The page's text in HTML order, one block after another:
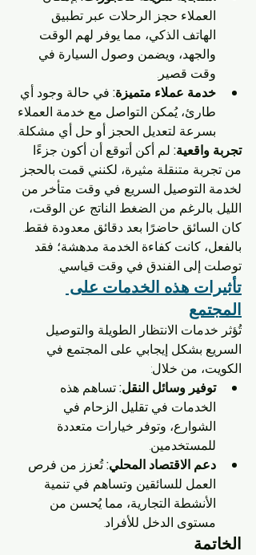
العملاء حجز الرحلات عبر تطبيق
الهاتف الذكي، مما يوفر لهم الوقت
والجهد، ويضمن وصول السيارة في
وقت قصير.
خدمة عملاء متميزة: في حالة وجود أي
طارئ، يُمكن التواصل مع خدمة العملاء
بسرعة لتعديل الحجز أو حل أي مشكلة.
تجربة واقعية: لم أكن أتوقع أن أكون جزءًا
من تجربة متنقلة مثيرة، لكنني قمت بالحجز
لخدمة التوصيل السريع في وقت متأخر من
الليل. بالرغم من الضغط الناتج عن الوقت،
كان السائق حاضرًا بعد دقائق معدودة فقط.
بالفعل، كانت كفاءة الخدمة مدهشة؛ فقد
توصلت إلى الفندق في وقت قياسي.
تأثيرات هذه الخدمات على
المجتمع
تُؤثر خدمات الانتظار الطويلة والتوصيل
السريع بشكل إيجابي على المجتمع في
الكويت، من خلال:
توفير وسائل النقل: تساهم هذه
الخدمات في تقليل الزحام في
الشوارع، وتوفر خيارات متعددة
للمستخدمين.
دعم الاقتصاد المحلي: تُعزز من فرص
العمل للسائقين وتساهم في تنمية
الأنشطة التجارية، مما يُحسن من
مستوى الدخل للأفراد.
الخاتمة